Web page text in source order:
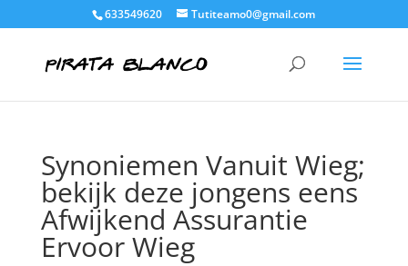
633549620 Tutiteamo0@gmail.com
Synoniemen Vanuit Wieg;
bekijk deze jongens eens
Afwijkend Assurantie
Ervoor Wieg